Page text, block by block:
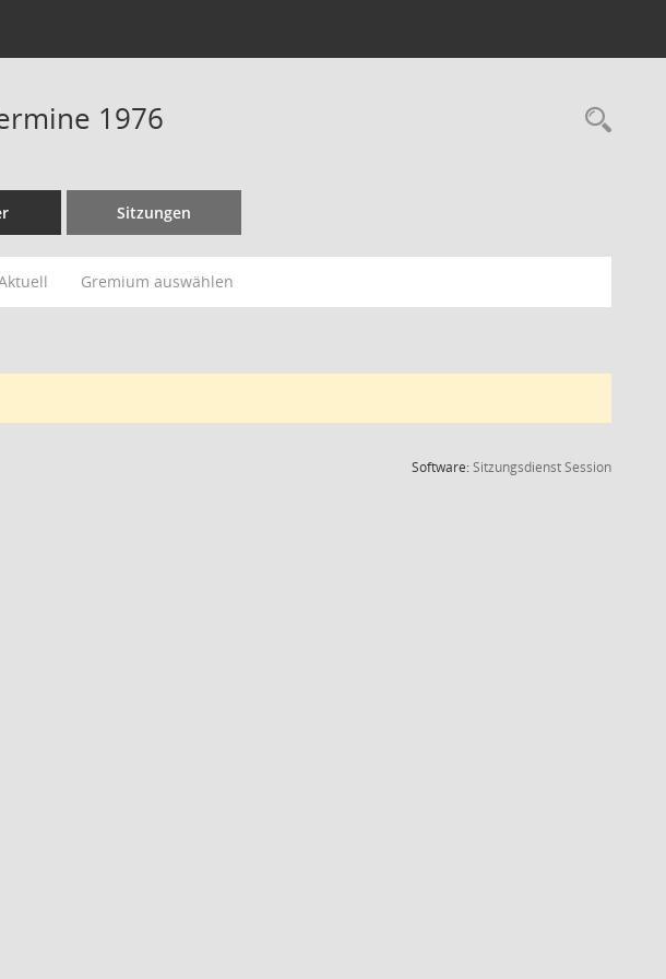
1976
Sitzungen
Gremium auswählen
Software:SitzungsdienstSession(Wird in